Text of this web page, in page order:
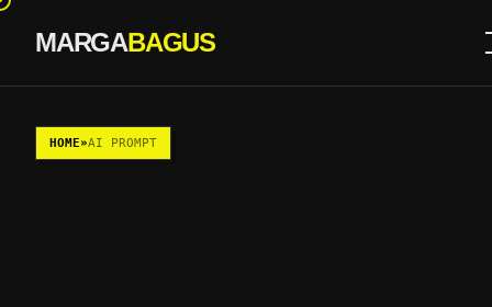
Skip to content
MARGABAGUS
HOME»AI PROMPT